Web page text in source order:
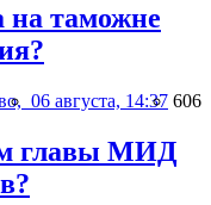
на таможне
06 августа, 14:37 606
главы МИД